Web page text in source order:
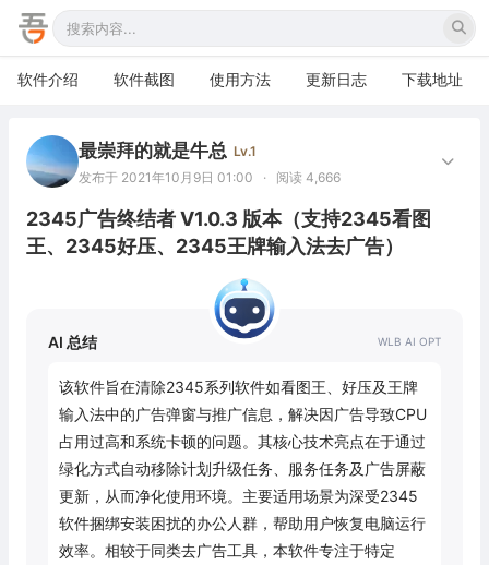
软件介绍 软件截图 使用方法 更新日志 下载地址
最崇拜的就是牛总 Lv.1
发布于 2021年10月9日 01:00
· 阅读 4,666
2345广告终结者 V1.0.3 版本（支持2345看图
王、2345好压、2345王牌输入法去广告）
AI 总结
该软件旨在清除2345系列软件如看图王、好压及王牌
输入法中的广告弹窗与推广信息，解决因广告导致CPU
占用过高和系统卡顿的问题。其核心技术亮点在于通过
绿化方式自动移除计划升级任务、服务任务及广告屏蔽
更新，从而净化使用环境。主要适用场景为深受2345
软件捆绑安装困扰的办公人群，帮助用户恢复电脑运行
效率。相较于同类去广告工具，本软件专注于特定